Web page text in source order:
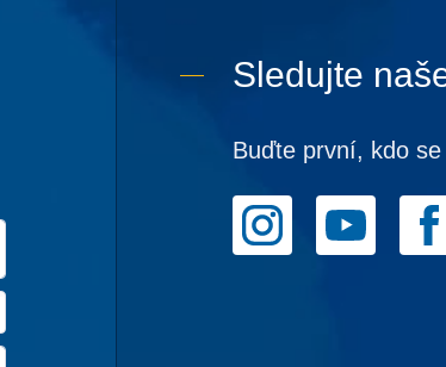
Sledujte
Buďte první, kdo